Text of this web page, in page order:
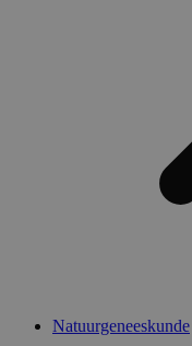
Natuurgeneeskunde